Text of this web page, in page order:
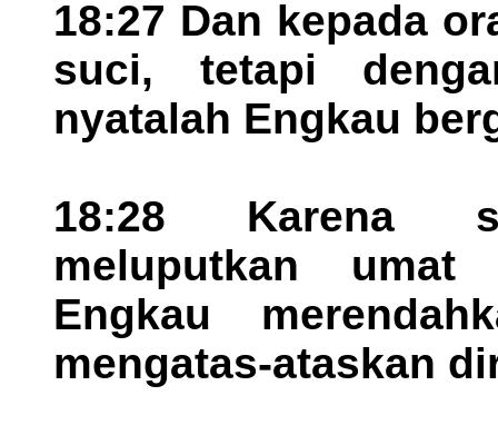
18:27 Dan kepada
suci, tetapi
nyatalah Engkau
18:28 Karena
meluputkan
Engkau
mengatas-ataskan